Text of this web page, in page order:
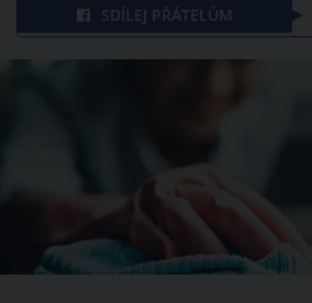
SDÍLEJ PŘÁTELŮM